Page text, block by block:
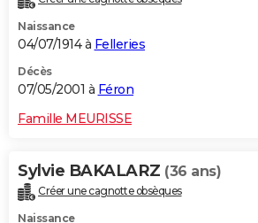
Naissance
04/07/1914 à Felleries
Décès
07/05/2001 à Féron
Famille MEURISSE
Sylvie BAKALARZ (36 ans)
Créer une cagnotte obsèques
Naissance